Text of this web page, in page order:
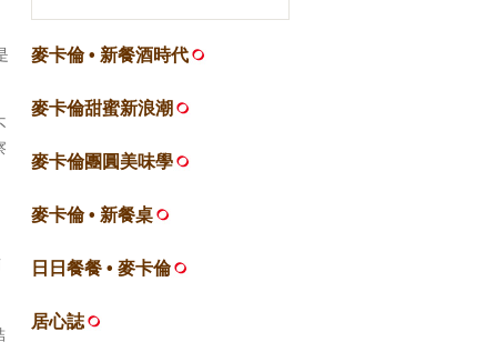
麥卡倫 • 新餐酒時代
麥卡倫甜蜜新浪潮
麥卡倫團圓美味學
麥卡倫 • 新餐桌
日日餐餐 • 麥卡倫
居心誌